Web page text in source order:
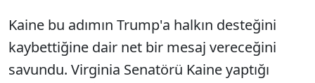
Kaine bu adımın Trump'a halkın desteğini
kaybettiğine dair net bir mesaj vereceğini
savundu. Virginia Senatörü Kaine yaptığı